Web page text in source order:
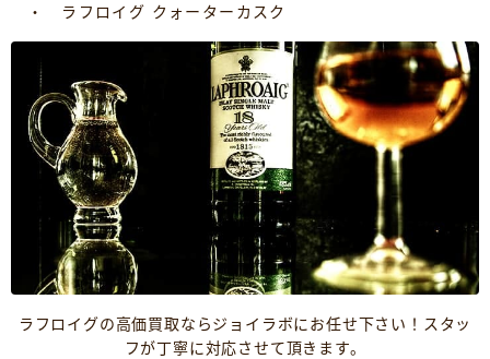
・ ラフロイグ クォーターカスク
ラフロイグの高価買取ならジョイラボにお任せ下さい！スタッ
フが丁寧に対応させて頂きます。